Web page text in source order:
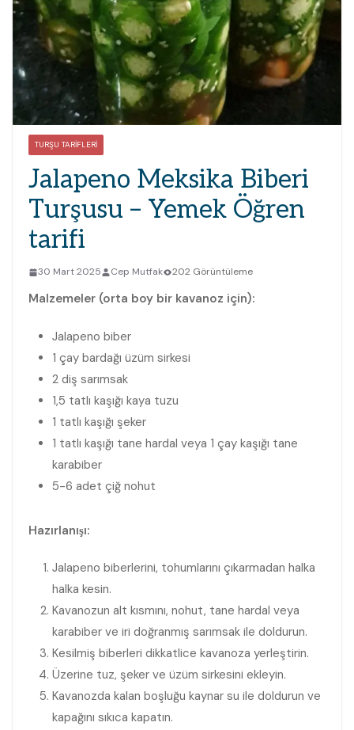
TURŞU TARIFLERI
Jalapeno Meksika Biberi
Turşusu – Yemek Öğren
tarifi
30 Mart 2025 Cep Mutfak 202 Görüntüleme
Malzemeler (orta boy bir kavanoz için):
Jalapeno biber
1 çay bardağı üzüm sirkesi
2 diş sarımsak
1,5 tatlı kaşığı kaya tuzu
1 tatlı kaşığı şeker
1 tatlı kaşığı tane hardal veya 1 çay kaşığı tane
karabiber
5-6 adet çiğ nohut
Hazırlanışı:
Jalapeno biberlerini, tohumlarını çıkarmadan halka
halka kesin.
Kavanozun alt kısmını, nohut, tane hardal veya
karabiber ve iri doğranmış sarımsak ile doldurun.
Kesilmiş biberleri dikkatlice kavanoza yerleştirin.
Üzerine tuz, şeker ve üzüm sirkesini ekleyin.
Kavanozda kalan boşluğu kaynar su ile doldurun ve
kapağını sıkıca kapatın.